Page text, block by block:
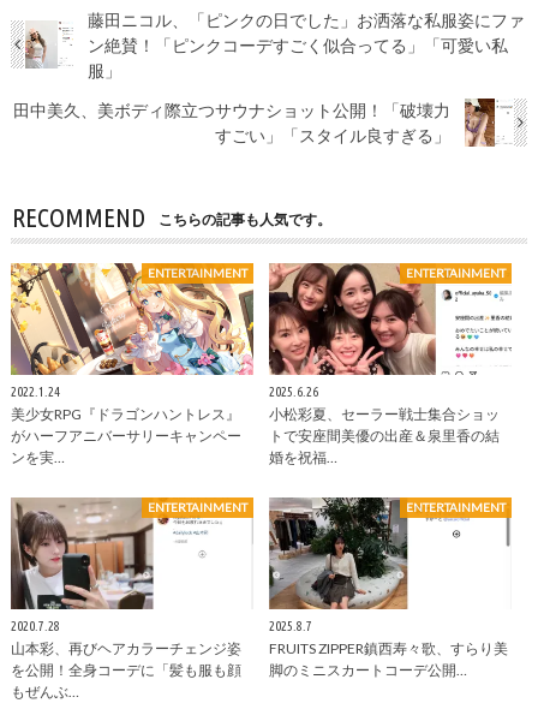
藤田ニコル、「ピンクの日でした」お洒落な私服姿にファ
ン絶賛！「ピンクコーデすごく似合ってる」「可愛い私
服」
田中美久、美ボディ際立つサウナショット公開！「破壊力
すごい」「スタイル良すぎる」
RECOMMEND こちらの記事も人気です。
ENTERTAINMENT
2022.1.24
美少女RPG『ドラゴンハントレス』
がハーフアニバーサリーキャンペー
ンを実…
ENTERTAINMENT
2025.6.26
小松彩夏、セーラー戦士集合ショッ
トで安座間美優の出産＆泉里香の結
婚を祝福…
ENTERTAINMENT
2020.7.28
山本彩、再びヘアカラーチェンジ姿
を公開！全身コーデに「髪も服も顔
もぜんぶ…
ENTERTAINMENT
2025.8.7
FRUITS ZIPPER鎮西寿々歌、すらり美
脚のミニスカートコーデ公開…